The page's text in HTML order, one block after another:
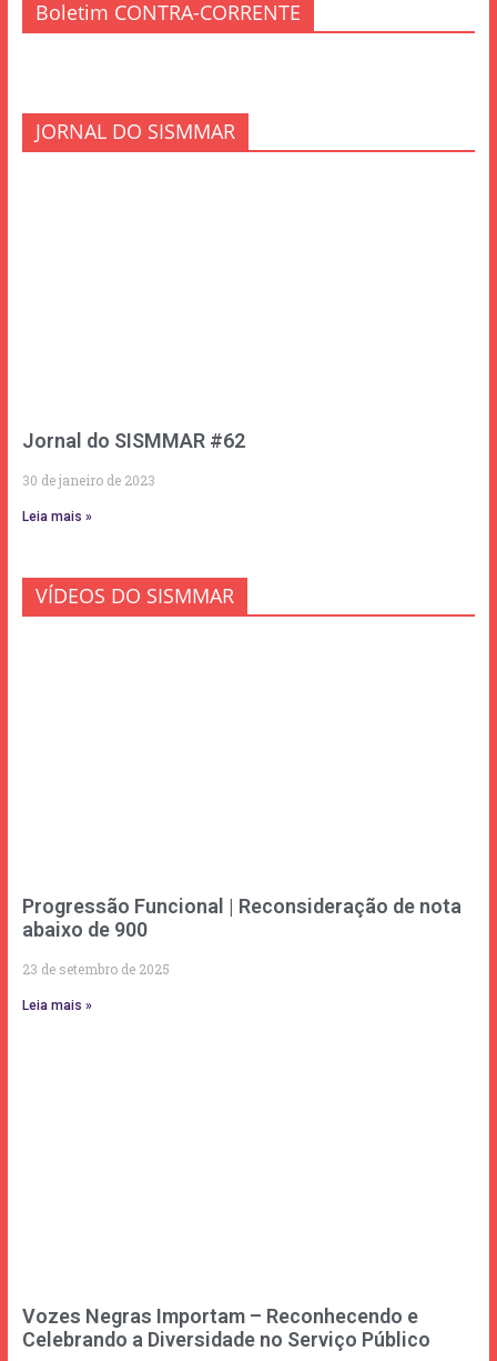
Boletim CONTRA-CORRENTE
JORNAL DO SISMMAR
Jornal do SISMMAR #62
30 de janeiro de 2023
Leia mais »
VÍDEOS DO SISMMAR
Progressão Funcional | Reconsideração de nota
abaixo de 900
23 de setembro de 2025
Leia mais »
Vozes Negras Importam – Reconhecendo e
Celebrando a Diversidade no Serviço Público